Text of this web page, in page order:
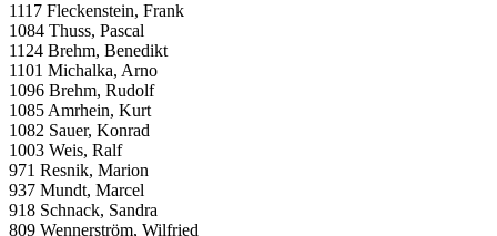
1117 Fleckenstein, Frank
1084 Thuss, Pascal
1124 Brehm, Benedikt
1101 Michalka, Arno
1096 Brehm, Rudolf
1085 Amrhein, Kurt
1082 Sauer, Konrad
1003 Weis, Ralf
971 Resnik, Marion
937 Mundt, Marcel
918 Schnack, Sandra
809 Wennerström, Wilfried